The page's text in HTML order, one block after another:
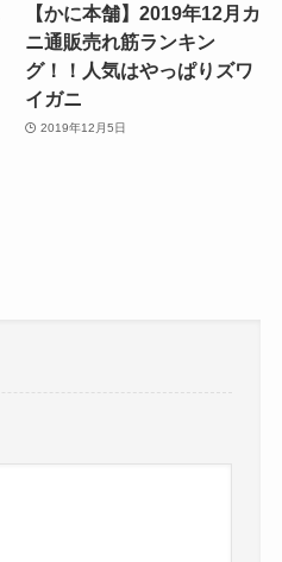
【かに本舗】2019年12月カ
ニ通販売れ筋ランキン
グ！！人気はやっぱりズワ
イガニ
2019年12月5日